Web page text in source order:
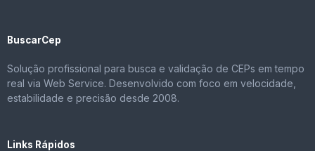
BuscarCep
Solução profissional para busca e validação de CEPs em tempo
real via Web Service. Desenvolvido com foco em velocidade,
estabilidade e precisão desde 2008.
Links Rápidos